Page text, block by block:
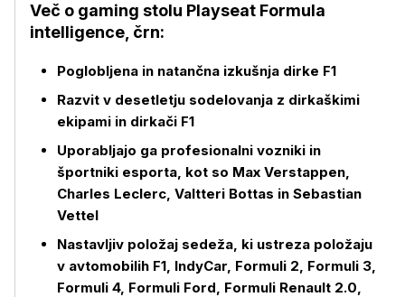
Več o izdelku
Več o gaming stolu Playseat Formula
intelligence, črn:
Poglobljena in natančna izkušnja dirke F1
Razvit v desetletju sodelovanja z dirkaškimi
ekipami in dirkači F1
Uporabljajo ga profesionalni vozniki in
športniki esporta, kot so Max Verstappen,
Charles Leclerc, Valtteri Bottas in Sebastian
Vettel
Nastavljiv položaj sedeža, ki ustreza položaju
v avtomobilih F1, IndyCar, Formuli 2, Formuli 3,
Formuli 4, Formuli Ford, Formuli Renault 2.0,